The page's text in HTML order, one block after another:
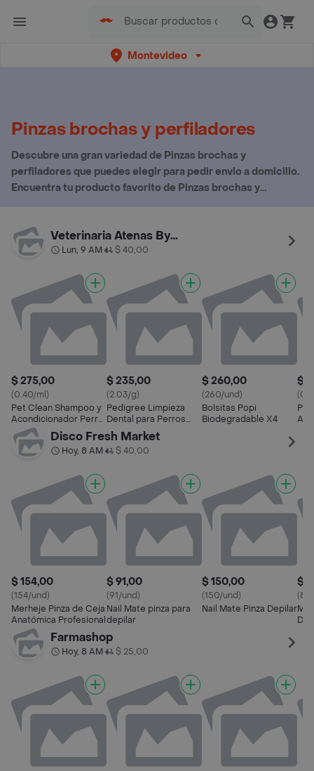
Montevideo
Pinzas brochas y perfiladores
Descubre una gran variedad de Pinzas brochas y
perfiladores que puedes elegir para pedir envio a domicilio.
Encuentra tu producto favorito de Pinzas brochas y
Veterinaria Atenas By Palermo
Lun, 9 AM• $ 40,00
$ 275,00
(0.40/ml)
Pet Clean Shampoo y
Acondicionador Perro
Pelo Oscuro 700 mL
$ 235,00
(2.03/g)
Pedigree Limpieza
Dental para Perros
Raza Grande
$ 260,00
(260/und)
Bolsitas Popi
Biodegradable X4
$
Pet
Disco Fresh Market
Hoy, 8 AM• $ 40,00
$ 154,00
(154/und)
Merheje Pinza de Ceja
Anatómica Profesional
$ 91,00
(91/und)
Nail Mate pinza para
depilar
$ 150,00
(150/und)
Nail Mate Pinza Depilar
$
De
Farmashop
Hoy, 8 AM• $ 25,00